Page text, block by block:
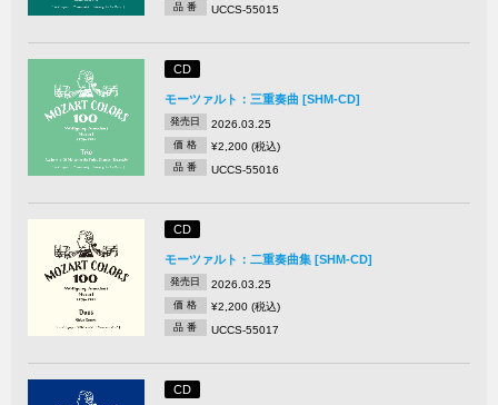
品 番 UCCS-55015
CD
モーツァルト：三重奏曲 [SHM-CD]
発売日 2026.03.25
価 格 ¥2,200 (税込)
品 番 UCCS-55016
CD
モーツァルト：二重奏曲集 [SHM-CD]
発売日 2026.03.25
価 格 ¥2,200 (税込)
品 番 UCCS-55017
CD